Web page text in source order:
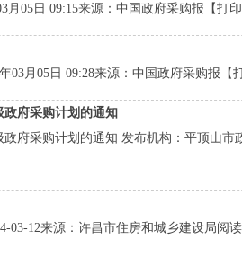
月05日 09:15来源：中国政府采购报【
年03月05日 09:28来源：中国政府采购
政府采购计划的通知
府采购计划的通知 发布机构：平顶山市
03-12来源：许昌市住房和城乡建设局阅